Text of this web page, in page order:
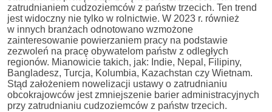
zatrudnianiem cudzoziemców z państw trzecich. Ten trend
jest widoczny nie tylko w rolnictwie. W 2023 r. również
w innych branżach odnotowano wzmożone
zainteresowanie powierzaniem pracy na podstawie
zezwoleń na pracę obywatelom państw z odległych
regionów. Mianowicie takich, jak: Indie, Nepal, Filipiny,
Bangladesz, Turcja, Kolumbia, Kazachstan czy Wietnam.
Stąd założeniem nowelizacji ustawy o zatrudnianiu
obcokrajowców jest zmniejszenie barier administracyjnych
przy zatrudnianiu cudzoziemców z państw trzecich.